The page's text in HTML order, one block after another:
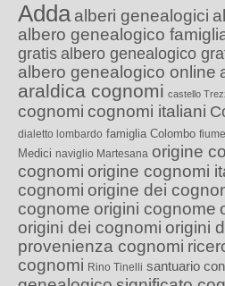
Adda alberi genealogici
albero genealogico
gratis albero genealogico
albero genealogico online
araldica cognomi castello
cognomi cognomi italiani
dialetto lombardo famiglia Colombo
Medici naviglio Martesana origine
cognomi origine cognomi
cognomi origine dei
cognome origini cognome
origini dei cognomi origini
provenienza cognomi
cognomi Rino Tinelli santuario